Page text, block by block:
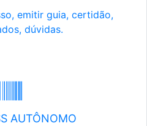
emitir guia, certidão,
dúvidas.
AUTÔNOMO